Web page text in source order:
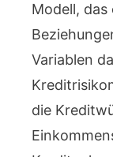
Modell,
Variablen
die